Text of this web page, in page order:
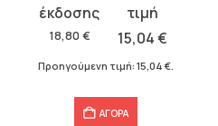
18,80 €
price
was:
18,80 €.
15,04€
τρέχουσα
τιμή
Προηγούμενη τιμή: 15,04 €
ΑΓΟΡΑ